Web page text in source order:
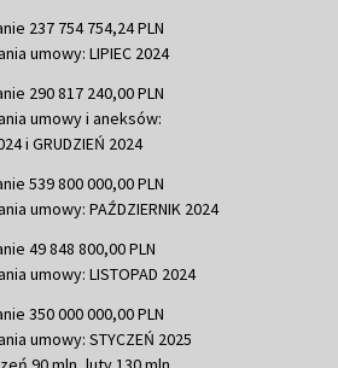
237 754 754,24 PLN
umowy: LIPIEC 2024
290 817 240,00 PLN
umowy i aneksów:
i GRUDZIEŃ 2024
539 800 000,00 PLN
umowy: PAŹDZIERNIK 2024
49 848 800,00 PLN
umowy: LISTOPAD 2024
350 000 000,00 PLN
umowy: STYCZEŃ 2025